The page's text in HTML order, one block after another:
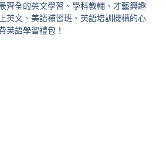
齊全的英文學習、學科教輔、才藝興趣
英文、美語補習班、英語培訓機構的心
英語學習禮包！